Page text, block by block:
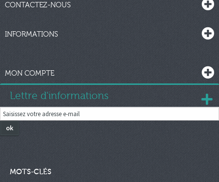
CONTACTEZ-NOUS
INFORMATIONS
MON COMPTE
Lettre d'informations
ok
MOTS-CLÉS